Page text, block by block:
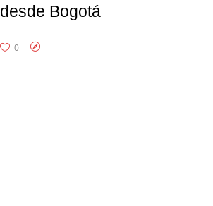
desde Bogotá
0